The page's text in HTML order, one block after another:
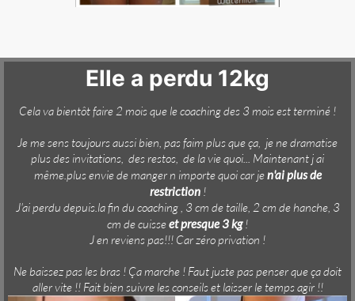
Elle a perdu 12kg
Cela va bientôt faire 2 mois que le coaching des 3 mois est terminé !
Je me sens toujours aussi bien, pas faim plus que ça, je ne dramatise
plus des invitations, des restos, de la vie quoi... Maintenant j ai
même.plus envie de manger n importe quoi car jen'ai plus de
restriction !
J'ai perdu depuis.lafin du coaching , 3 cm de taille, 2 cm de hanche, 3
cm de cuisseet presque 3 kg!
J en reviens pas!!! Car zéro privation !
Ne baissez pas les bras ! Ça marche ! Faut juste pas penser que ça doit
aller vite !! Fait bien suivre les conseils et laisser le temps agir !!